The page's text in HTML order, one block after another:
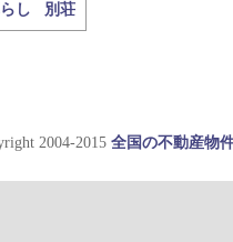
し 別荘
2004-2015 全国の不動産物